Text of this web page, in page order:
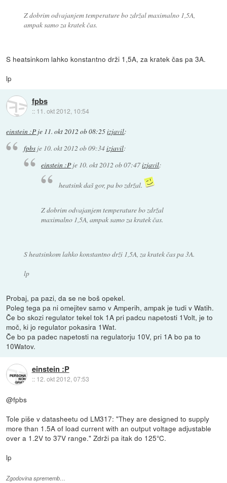
Z dobrim odvajanjem temperature bo zdržal maximalno 1,5A,
ampak samo za kratek čas.
S heatsinkom lahko konstantno drži 1,5A, za kratek čas pa 3A.
lp
fpbs
:: 11. okt 2012, 10:54
einstein :P je 11. okt 2012 ob 08:25izjavil:
fpbsje 10. okt 2012 ob 09:34izjavil:
einstein :Pje 10. okt 2012 ob 07:47izjavil:
heatsink daš gor, pa bo zdržal.
Z dobrim odvajanjem temperature bo zdržal
maximalno 1,5A, ampak samo za kratek čas.
S heatsinkom lahko konstantno drži 1,5A, za kratek čas pa 3A.
lp
Probaj, pa pazi, da se ne boš opekel.
Poleg tega pa ni omejitev samo v Amperih, ampak je tudi v Watih.
Če bo skozi regulator tekel tok 1A pri padcu napetosti 1Volt, je to
moč, ki jo regulator pokasira 1Wat.
Če bo pa padec napetosti na regulatorju 10V, pri 1A bo pa to
10Watov.
einstein :P
:: 12. okt 2012, 07:53
@fpbs
Tole piše v datasheetu od LM317: "They are designed to supply
more than 1.5A of load current with an output voltage adjustable
over a 1.2V to 37V range." Zdrži pa itak do 125°C.
lp
Zgodovina sprememb…